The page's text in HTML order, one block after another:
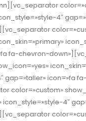
4″
fa-chevron-
gap=»taller» icon=»fa
color=»custom»
icon_style=»style-4″